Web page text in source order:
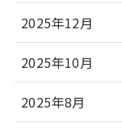
2025年12月
2025年10月
2025年8月